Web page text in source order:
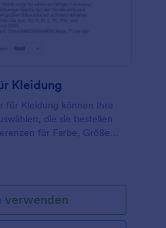
Kleidung
für Kleidung können Ihre
die sie bestellen
für Farbe, Größe
verwenden